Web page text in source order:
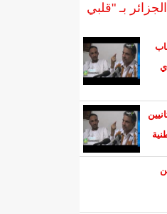
بـ "قلبي